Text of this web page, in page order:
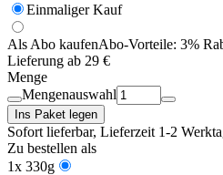
Einmaliger Kauf
Als Abo kaufenAbo-Vorteile: 3%
Lieferung ab 29 €
Menge
Mengenauswahl
Ins Paket legen
Sofort lieferbar, Lieferzeit 1-2
Zu bestellen als
1x 330g